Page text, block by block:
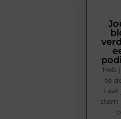
Heb
te
stem